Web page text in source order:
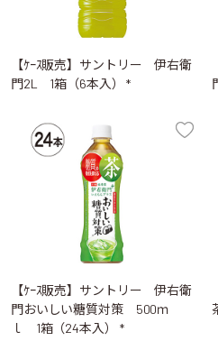
【ｹｰｽ販売】サントリー 伊右衛
門2L 1箱（6本入） *
【ｹｰｽ販売】サントリー 伊右衛
門おいしい糖質対策 500ｍ
ｌ 1箱（24本入） *